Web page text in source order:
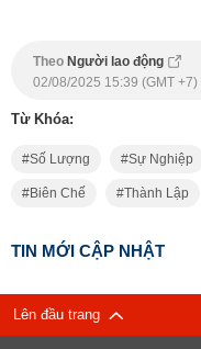
Theo Người lao động
02/08/2025 15:39 (GMT +7)
Từ Khóa:
Số Lượng Sự Nghiệp
Biên Chế Thành Lập
TIN MỚI CẬP NHẬT
Lên đầu trang